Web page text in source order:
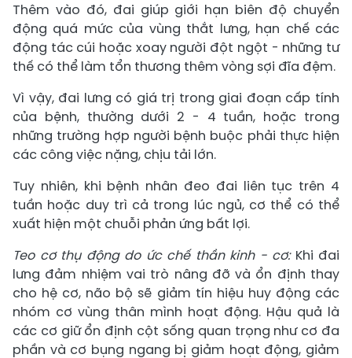
Thêm vào đó, đai giúp giới hạn biên độ chuyển
động quá mức của vùng thắt lưng, hạn chế các
động tác cúi hoặc xoay người đột ngột - những tư
thế có thể làm tổn thương thêm vòng sợi đĩa đệm.
Vì vậy, đai lưng có giá trị trong giai đoạn cấp tính
của bệnh, thường dưới 2 - 4 tuần, hoặc trong
những trường hợp người bệnh buộc phải thực hiện
các công việc nặng, chịu tải lớn.
Tuy nhiên, khi bệnh nhân đeo đai liên tục trên 4
tuần hoặc duy trì cả trong lúc ngủ, cơ thể có thể
xuất hiện một chuỗi phản ứng bất lợi.
Teo cơ thụ động do ức chế thần kinh - cơ:Khi đai
lưng đảm nhiệm vai trò nâng đỡ và ổn định thay
cho hệ cơ, não bộ sẽ giảm tín hiệu huy động các
nhóm cơ vùng thân mình hoạt động. ​Hậu quả là
các cơ giữ ổn định cột sống quan trọng như cơ đa
phần và cơ bụng ngang bị giảm hoạt động, giảm